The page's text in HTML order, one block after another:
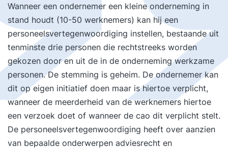
Wanneer een ondernemer een kleine onderneming in
stand houdt (10-50 werknemers) kan hij een
personeelsvertegenwoordiging instellen, bestaande uit
tenminste drie personen die rechtstreeks worden
gekozen door en uit de in de onderneming werkzame
personen. De stemming is geheim. De ondernemer kan
dit op eigen initiatief doen maar is hiertoe verplicht,
wanneer de meerderheid van de werknemers hiertoe
een verzoek doet of wanneer de cao dit verplicht stelt.
De personeelsvertegenwoordiging heeft over aanzien
van bepaalde onderwerpen adviesrecht en